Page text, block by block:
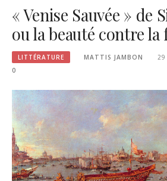
« Venise Sauvée » de
ou la beauté contre la
LITTÉRATURE MATTIS JAMBON
29
0